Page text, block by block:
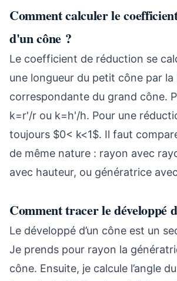
Comment calculer le
d'un cône ?
Le coefficient de réduction se
une longueur du petit cône par la
correspondante du grand cône.
k=r'/r ou k=h'/h. Pour une
toujours $0< k<1$. Il faut
de même nature : rayon avec
avec hauteur, ou génératrice
Comment tracer le développé
Le développé d’un cône est un
Je prends pour rayon la
cône. Ensuite, je calcule l’angle